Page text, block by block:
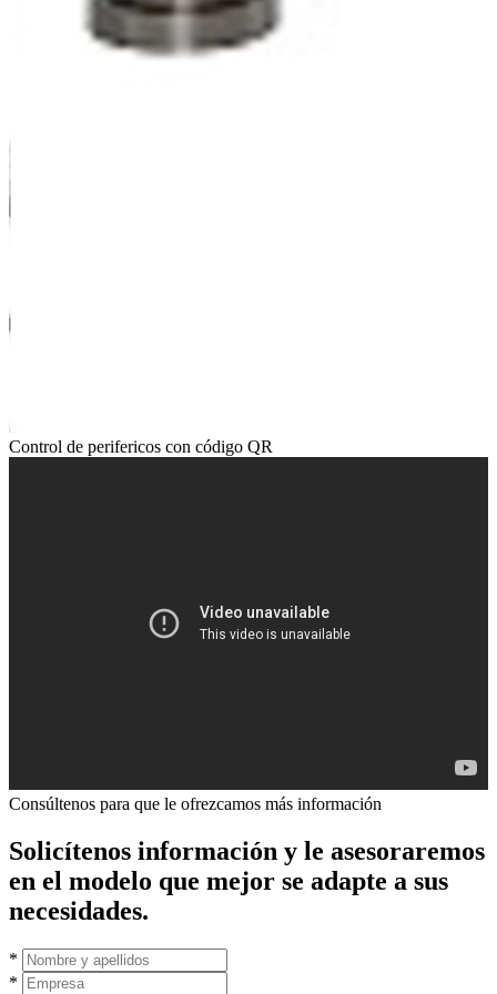
Control de perifericos con código QR
Consúltenos para que le ofrezcamos más información
Solicítenos información y le asesoraremos
en el modelo que mejor se adapte a sus
necesidades.
*
*